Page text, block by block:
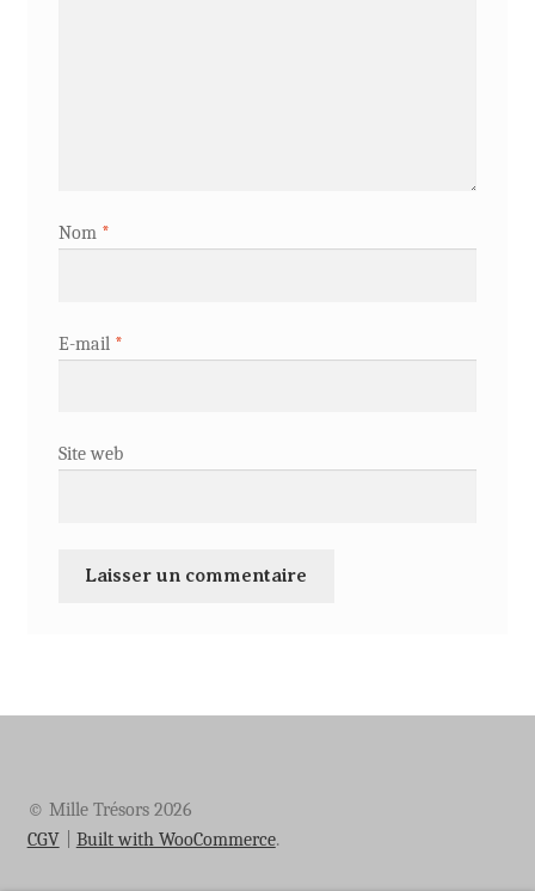
Nom *
E-mail *
Site web
© Mille Trésors 2026
CGV
Built with WooCommerce.